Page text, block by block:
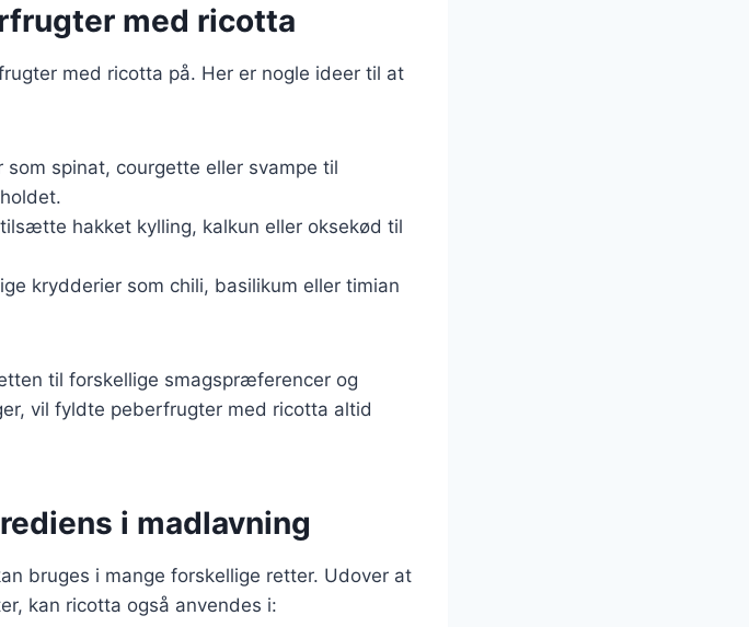
med ricotta
med ricotta på. Her er nogle ideer til at
spinat, courgette eller svampe til
hakket kylling, kalkun eller oksekød til
krydderier som chili, basilikum eller timian
til forskellige smagspræferencer og
vil fyldte peberfrugter med ricotta altid
i madlavning
bruges i mange forskellige retter. Udover at
kan ricotta også anvendes i: